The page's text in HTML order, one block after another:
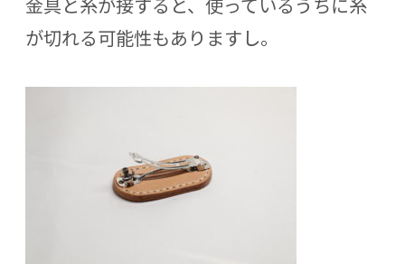
金具と糸が接すると、使っているうちに糸
が切れる可能性もありますし。